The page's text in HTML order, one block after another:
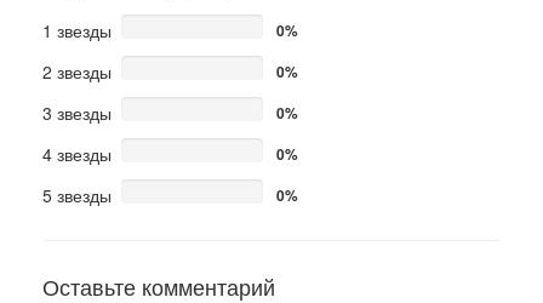
1 звезды
0%
2 звезды 0%
3 звезды 0%
4 звезды 0%
5 звезды 0%
Оставьте комментарий